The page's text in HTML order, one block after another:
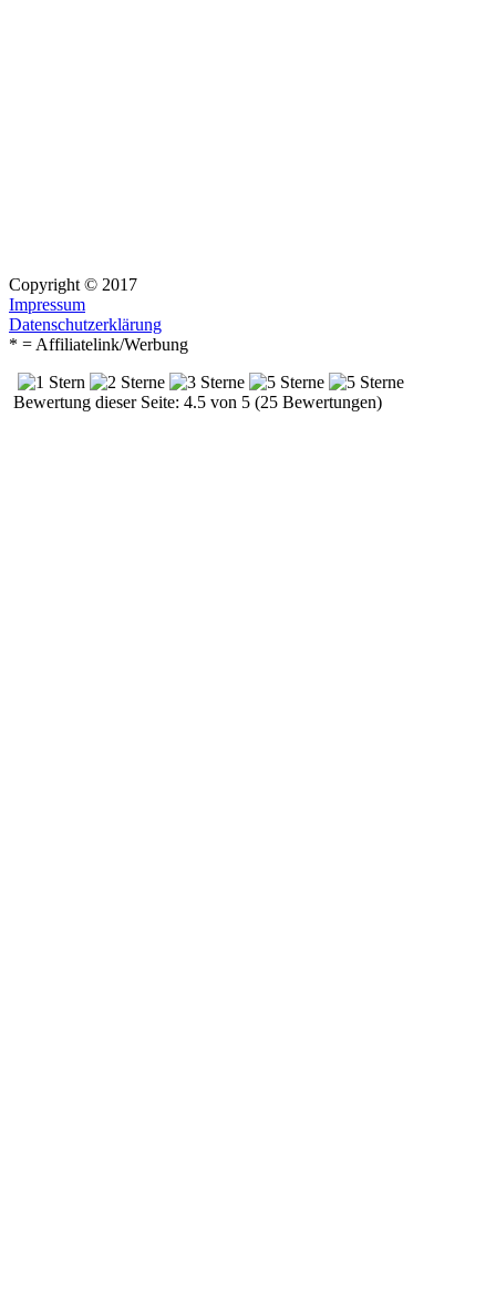
Copyright © 2017
Impressum
Datenschutzerklärung
* = Affiliatelink/Werbung
Bewertung dieser Seite: 4.5 von 5 (25 Bewertungen)